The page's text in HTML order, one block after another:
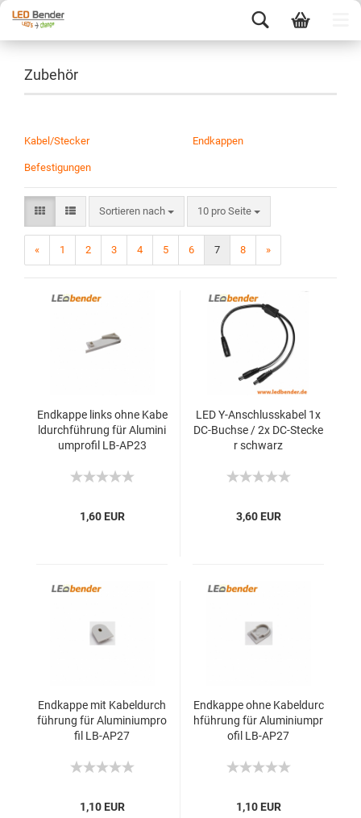
Zubehör
Kabel/Stecker Endkappen
Befestigungen
Sortieren nach 10 pro Seite
« 1 2 3 4 5 6 7 8 »
Endkappe links ohne Kabe
ldurchführung für Alumini
umprofil LB-AP23
1,60 EUR
LED Y-Anschlusskabel 1x
DC-Buchse / 2x DC-Stecke
r schwarz
3,60 EUR
Endkappe mit Kabeldurch
führung für Aluminiumpro
fil LB-AP27
1,10 EUR
Endkappe ohne Kabeldurc
hführung für Aluminiumpr
ofil LB-AP27
1,10 EUR